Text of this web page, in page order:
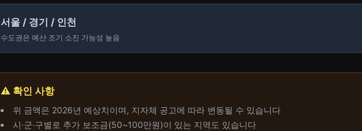
서울 / 경기 / 인천
수도권은 예산 조기 소진 가능성 높음
⚠️ 확인 사항
위 금액은 2026년 예상치이며, 지자체 공고에 따라 변동될 수 있습니다
시·군·구별로 추가 보조금(50~100만원)이 있는 지역도 있습니다